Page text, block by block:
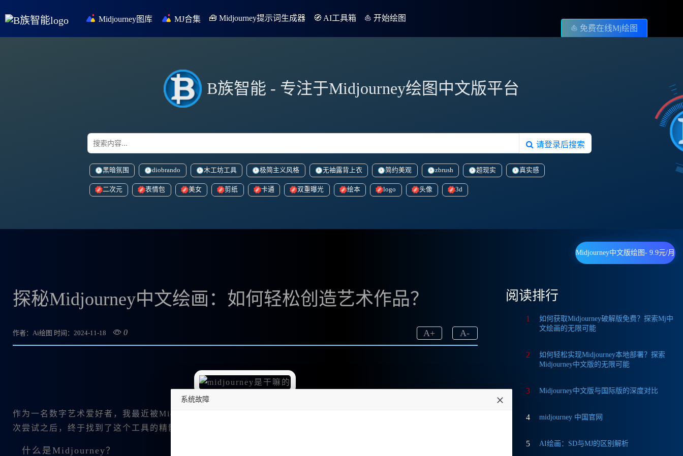
Midjourney图库 MJ合集 🧰 Midjourney提示词生成器 🧭 AI工具箱
⛵️ 开始绘图
⛵️ 免费在线Mj绘图
B族智能 - 专注于Midjourney绘图中文版平台
请登录后搜索
黑暗氛围 diobrando 木工坊工具 极简主义风格 无袖露背上衣 简约美观 zbrush 超现实 真实感
这些太阳武士
二次元 表情包 美女 剪纸 卡通 双重曝光 绘本 logo 头像 3d
Midjourney中文版绘图- 9.9元/月
探秘Midjourney中文绘画：如何轻松创造艺术作品？
作者：Ai绘图 时间：2024-11-18 0 A-
A+
作为一名数字艺术爱好者，我最近被Midjourney中文绘画的强大功能深深吸引。Midjour.ney究竟是干嘛的？我在多
次尝试之后，终于找到了这个工具的精髓所在。今天我想和你分享我的体验，以及Midj🔥ourney的多种魅力功能。
什么是Midjourney？
阅读排行
1
如何获取Midjourney破解版免费？探索Mj中
文绘画的无限可能
2
如何轻松实现Midjourney本地部署？探索
Midjourney中文版的无限可能
3 Midjourney中文版与国际版的深度对比
4 midjourney 中国官网
5 AI绘画：SD与MJ的区别解析
系统故障